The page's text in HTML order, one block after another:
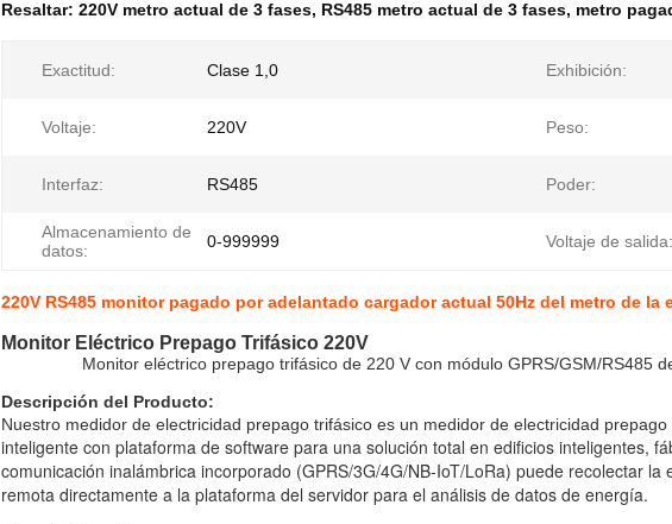
Resaltar: 220V metro actual de 3 fases, RS485 metro actual de 3 fases, metro
Exactitud: Clase 1,0 Exhibición:
Voltaje: 220V Peso:
Interfaz: RS485 Poder:
Almacenamiento de
datos:
0-999999 Voltaje de salida:
220V RS485 monitor pagado por adelantado cargador actual 50Hz del metro de la
Monitor Eléctrico Prepago Trifásico 220V
Monitor eléctrico prepago trifásico de 220 V con módulo GPRS/GSM/RS485
Descripción del Producto:
Nuestro medidor de electricidad prepago trifásico es un medidor de electricidad prepago
inteligente con plataforma de software para una solución total en edificios inteligentes,
comunicación inalámbrica incorporado (GPRS/3G/4G/NB-IoT/LoRa) puede recolectar
remota directamente a la plataforma del servidor para el análisis de datos de energía.